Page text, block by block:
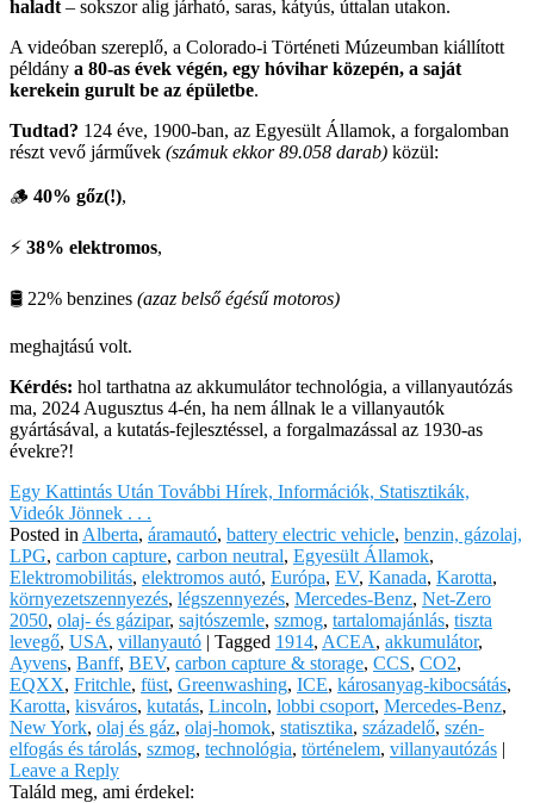
haladt – sokszor alig járható, saras, kátyús, úttalan utakon.
A videóban szereplő, a Colorado-i Történeti Múzeumban kiállított
példány a 80-as évek végén, egy hóvihar közepén, a saját
kerekein gurult be az épületbe.
Tudtad? 124 éve, 1900-ban, az Egyesült Államok, a forgalomban
részt vevő járművek (számuk ekkor 89.058 darab) közül:
🪵 40% gőz(!),
⚡️ 38% elektromos,
🛢 22% benzines (azaz belső égésű motoros)
meghajtású volt.
Kérdés: hol tarthatna az akkumulátor technológia, a villanyautózás
ma, 2024 Augusztus 4-én, ha nem állnak le a villanyautók
gyártásával, a kutatás-fejlesztéssel, a forgalmazással az 1930-as
évekre?!
Egy Kattintás Után További Hírek, Információk, Statisztikák,
Videók Jönnek . . .
Posted in Alberta, áramautó, battery electric vehicle, benzin, gázolaj,
LPG, carbon capture, carbon neutral, Egyesült Államok,
Elektromobilitás, elektromos autó, Európa, EV, Kanada, Karotta,
környezetszennyezés, légszennyezés, Mercedes-Benz, Net-Zero
2050, olaj- és gázipar, sajtószemle, szmog, tartalomajánlás, tiszta
levegő, USA, villanyautó | Tagged 1914, ACEA, akkumulátor,
Ayvens, Banff, BEV, carbon capture & storage, CCS, CO2,
EQXX, Fritchle, füst, Greenwashing, ICE, károsanyag-kibocsátás,
Karotta, kisváros, kutatás, Lincoln, lobbi csoport, Mercedes-Benz,
New York, olaj és gáz, olaj-homok, statisztika, századelő, szén-
elfogás és tárolás, szmog, technológia, történelem, villanyautózás |
Leave a Reply
Találd meg, ami érdekel: